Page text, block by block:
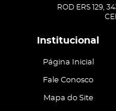
ROD ERS 129,
Institucional
Página Inicial
Fale Conosco
Mapa do Site